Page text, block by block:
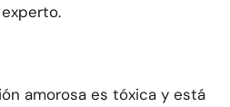
amorosa es tóxica y está